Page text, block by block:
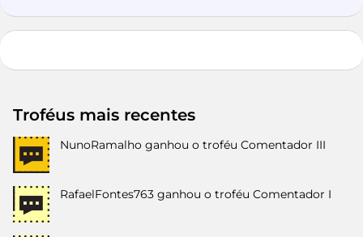
Troféus mais recentes
NunoRamalho ganhou o troféu Comentador III
RafaelFontes763 ganhou o troféu Comentador I